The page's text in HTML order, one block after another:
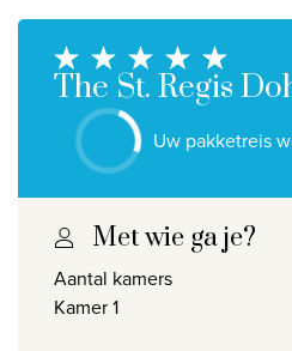
Dhigali Resort Maldives
SALT of Palmar Mauritius
Bekijk alle promoties
Over Travelworld
Wie zijn wij
Waarom Travelworld
Onze bestemmingen
The St. Regis
Uw pakketreis
Met wie ga je?
Aantal kamers
Kamer 1